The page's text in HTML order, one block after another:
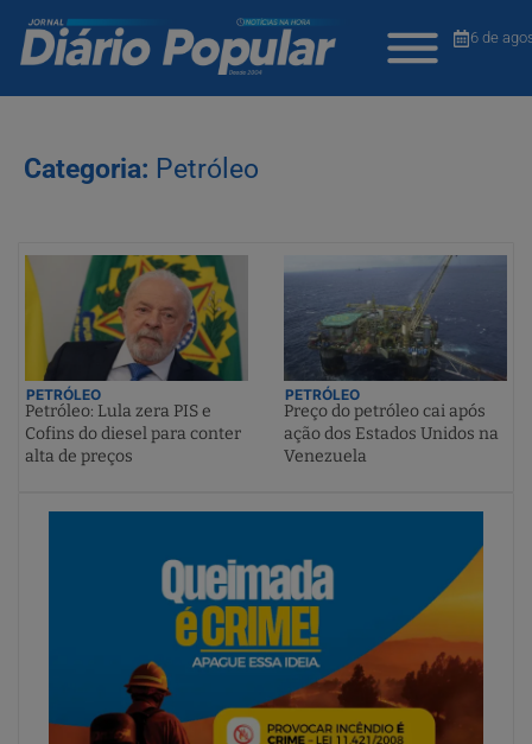
6 de
Categoria: Petróleo
PETRÓLEO
Petróleo: Lula zera PIS e
Cofins do diesel para conter
alta de preços
PETRÓLEO
Preço do petróleo cai após
ação dos Estados Unidos na
Venezuela